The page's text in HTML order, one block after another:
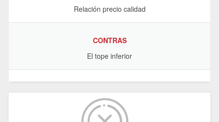
Relación precio calidad
CONTRAS
El tope inferior